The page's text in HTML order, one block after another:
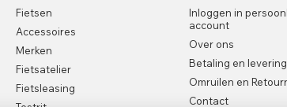
Fietsen
Accessoires
Merken
Fietsatelier
Fietsleasing
Inloggen in
account
Over ons
Betaling en levering
Omruilen en
Contact